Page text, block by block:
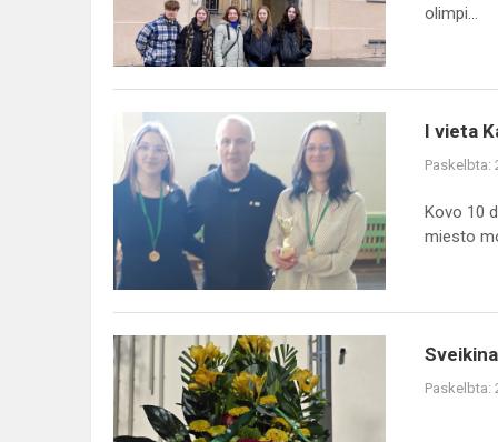
olimpi...
vieta
Kauno
miesto
mokyklų
žaidynių
smiginio
varžybose
I vieta
Paskelbta:
Kovo 10
miesto
Sveikiname
Lietuvos
Nepriklausomybės
atkūrimo
Paskelbta: